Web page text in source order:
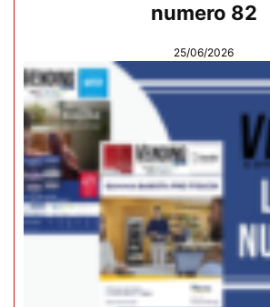
numero 82
25/06/2026